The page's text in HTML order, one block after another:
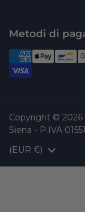
Metodi di
Copyright © 2026
Siena - P.IVA
Paese/Area
(EUR €)